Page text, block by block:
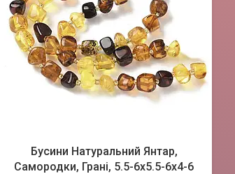
Бусини Натуральний Янтар,
Самородки, Грані, 5.5-6х5.5-6х4-6